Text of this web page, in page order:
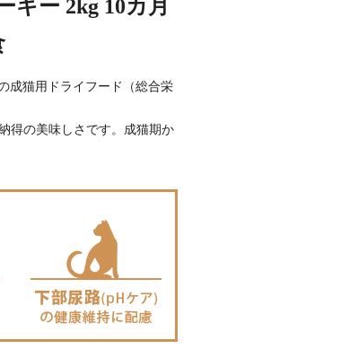
ー 2kg 10カ月
成猫用ドライフード（総合栄
得の美味しさです。成猫期か